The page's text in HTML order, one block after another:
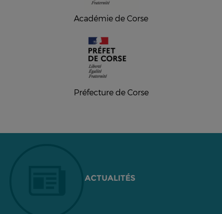
Académie de Corse
Préfecture de Corse
ACTUALITÉS